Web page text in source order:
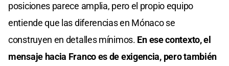
posiciones parece amplia, pero el propio equipo
entiende que las diferencias en Mónaco se
construyen en detalles mínimos. En ese contexto, el
mensaje hacia Franco es de exigencia, pero también